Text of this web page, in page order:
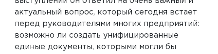
актуальный вопрос, который сегодня встает
перед руководителями многих предприятий:
возможно ли создать унифицированные
единые документы, которыми могли бы